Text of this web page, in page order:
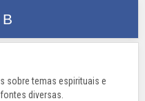
sobre temas espirituais e
diversas.